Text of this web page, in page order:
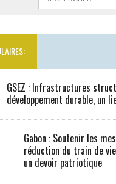
GSEZ : Infrastructures
développement durable, un
Gabon : Soutenir les
réduction du train de
un devoir patriotique